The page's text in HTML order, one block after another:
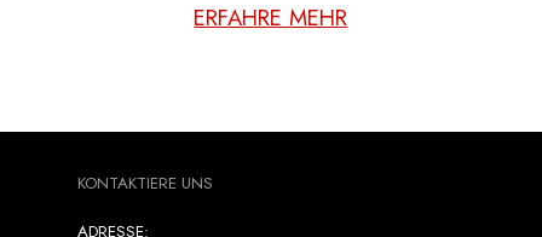
ERFAHRE MEHR
KONTAKTIERE UNS
ADRESSE: